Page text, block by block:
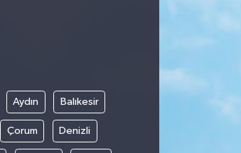
Aydın Balıkesir
Çorum Denizli